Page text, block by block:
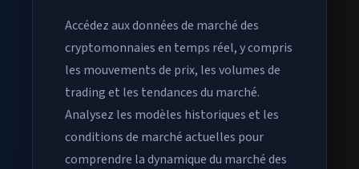
Accédez aux données de marché des
cryptomonnaies en temps réel, y compris
les mouvements de prix, les volumes de
trading et les tendances du marché.
Analysez les modèles historiques et les
conditions de marché actuelles pour
comprendre la dynamique du marché des